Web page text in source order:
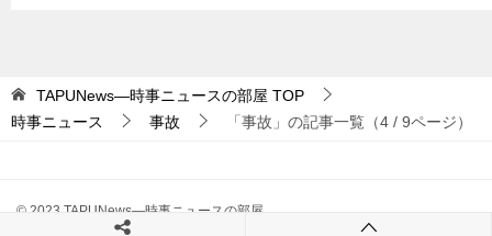
TAPUNews―時事ニュースの部屋 TOP
時事ニュース
事故 「事故」の記事一覧（4 / 9ページ）
© 2023 TAPUNews―時事ニュースの部屋